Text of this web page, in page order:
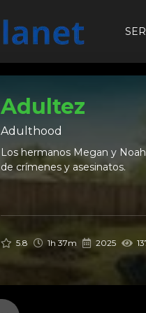
Adultez
Adulthood
Los hermanos Megan y
de crímenes y asesinatos.
5.8 1h 37m 2025